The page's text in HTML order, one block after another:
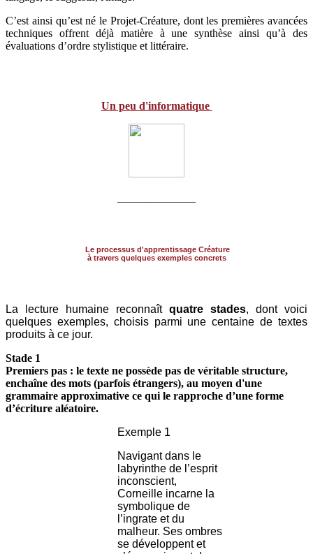
C’est ainsi qu’est né le Projet-Créature, dont les premières avancées
techniques offrent déjà matière à une synthèse ainsi qu’à des
évaluations d’ordre stylistique et littéraire.
Un peu d'informatique
Le processus d'apprentissage Créature
à travers quelques exemples concrets
La lecture humaine reconnaît quatre stades, dont voici
quelques exemples, choisis parmi une centaine de textes
produits à ce jour.
Stade 1
Premiers pas : le texte ne possède pas de véritable structure,
enchaîne des mots (parfois étrangers), au moyen d'une
grammaire approximative ce qui le rapproche d’une forme
d’écriture aléatoire.
Exemple 1
Navigant dans le
labyrinthe de l’esprit
inconscient,
Corneille incarne la
symbolique de
l’ingrate et du
malheur. Ses ombres
se développent et